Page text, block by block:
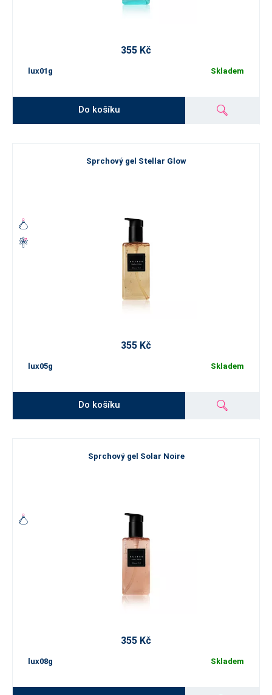
355 Kč
lux01g Skladem
Do košíku
Sprchový gel Stellar Glow
355 Kč
lux05g Skladem
Do košíku
Sprchový gel Solar Noire
355 Kč
lux08g Skladem